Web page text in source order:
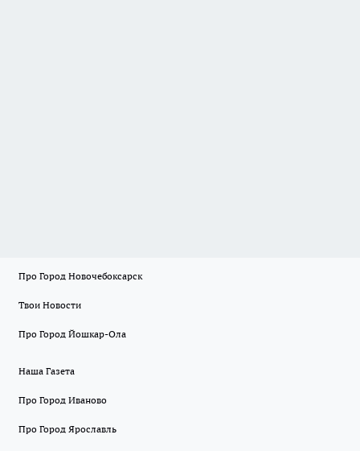
Про Город Новочебоксарск
Твои Новости
Про Город Йошкар-Ола
Наша Газета
Про Город Иваново
Про Город Ярославль